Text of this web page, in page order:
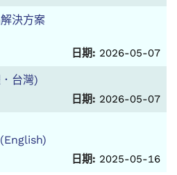
決方案
日期: 2026-05-07
台灣)
日期: 2026-05-07
日期: 2025-05-16